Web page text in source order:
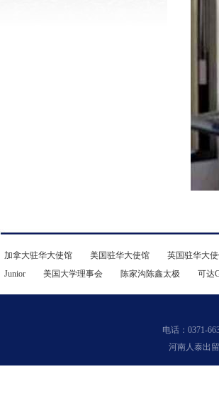
加拿大驻华大使馆 美国驻华大使馆 英国驻华大
Junior
美国大学理事会 陈家沟陈鑫太极 可达
电话：0371-
河南人泰出